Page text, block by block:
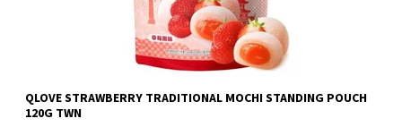
QLOVE STRAWBERRY TRADITIONAL MOCHI STANDING POUCH
120G TWN